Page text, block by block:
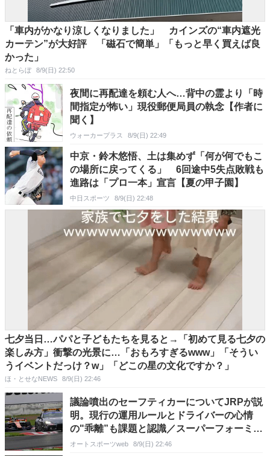
「車内がかなり涼しくなりました」 カインズの“車内遮光
カーテン”が大好評 「磁石で簡単」「もっと早く買えば良
かった」
ねとらぼ 8/9(日) 22:50
夜間に再配達を頼む人へ…背中の霊より「時
間指定が怖い」現役郵便局員の執念【作者に
聞く】
ウォーカープラス 8/9(日) 22:49
中京・鈴木悠悟、土は集めず「何が何でもこ
の場所に戻ってくる」 6回途中5失点敗戦も
進路は「プロ一本」宣言【夏の甲子園】
中日スポーツ 8/9(日) 22:48
七夕当日…パパと子どもたちを見ると→「初めて見る七夕の
楽しみ方」衝撃の光景に…「おもろすぎるwww」「そうい
うイベントだっけ？w」「どこの星の文化ですか？」
ほ・とせなNEWS 8/9(日) 22:46
議論噴出のセーフティカーについてJRPが説
明。現行の運用ルールとドライバーの心情
の"乖離”も課題と認識／スーパーフォーミュ
ラ
オートスポーツweb 8/9(日) 22:46